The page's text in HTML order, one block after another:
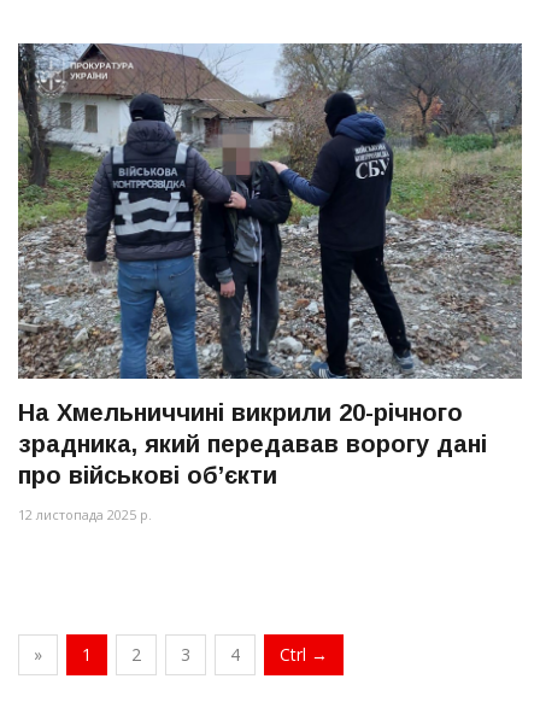
На Хмельниччині викрили 20-річного
зрадника, який передавав ворогу дані
про військові об’єкти
12 листопада 2025 р.
» 1 2 3 4 Ctrl →